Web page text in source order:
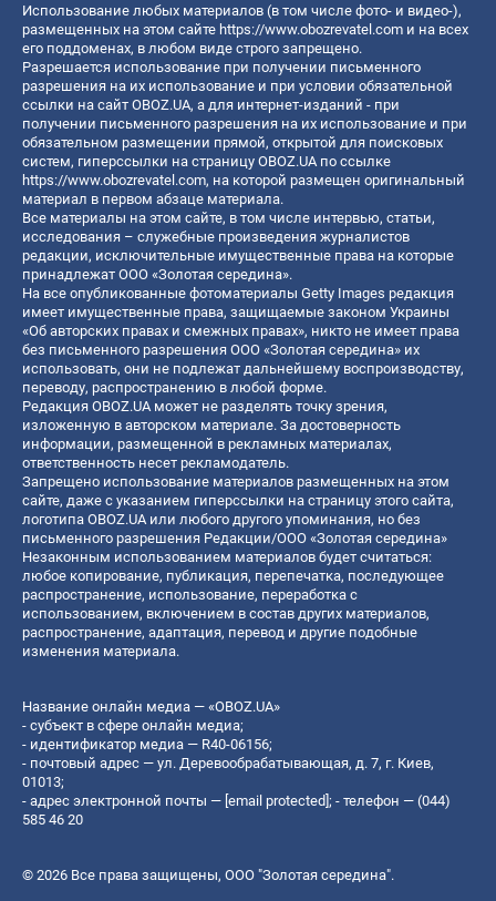
Использование любых материалов (в том числе фото- и видео-),
размещенных на этом сайте https://www.obozrevatel.com и на всех
его поддоменах, в любом виде строго запрещено.
Разрешается использование при получении письменного
разрешения на их использование и при условии обязательной
ссылки на сайт OBOZ.UA, а для интернет-изданий - при
получении письменного разрешения на их использование и при
обязательном размещении прямой, открытой для поисковых
систем, гиперссылки на страницу OBOZ.UA по ссылке
https://www.obozrevatel.com, на которой размещен оригинальный
материал в первом абзаце материала.
Все материалы на этом сайте, в том числе интервью, статьи,
исследования – служебные произведения журналистов
редакции, исключительные имущественные права на которые
принадлежат ООО «Золотая середина».
На все опубликованные фотоматериалы Getty Images редакция
имеет имущественные права, защищаемые законом Украины
«Об авторских правах и смежных правах», никто не имеет права
без письменного разрешения ООО «Золотая середина» их
использовать, они не подлежат дальнейшему воспроизводству,
переводу, распространению в любой форме.
Редакция OBOZ.UA может не разделять точку зрения,
изложенную в авторском материале. За достоверность
информации, размещенной в рекламных материалах,
ответственность несет рекламодатель.
Запрещено использование материалов размещенных на этом
сайте, даже с указанием гиперссылки на страницу этого сайта,
логотипа OBOZ.UA или любого другого упоминания, но без
письменного разрешения Редакции/ООО «Золотая середина»
Незаконным использованием материалов будет считаться:
любое копирование, публикация, перепечатка, последующее
распространение, использование, переработка с
использованием, включением в состав других материалов,
распространение, адаптация, перевод и другие подобные
изменения материала.
Название онлайн медиа — «OBOZ.UA»
- субъект в сфере онлайн медиа;
- идентификатор медиа — R40-06156;
- почтовый адрес — ул. Деревообрабатывающая, д. 7, г. Киев,
01013;
- адрес электронной почты — [email protected]; - телефон — (044)
585 46 20
© 2026 Все права защищены, ООО "Золотая середина".